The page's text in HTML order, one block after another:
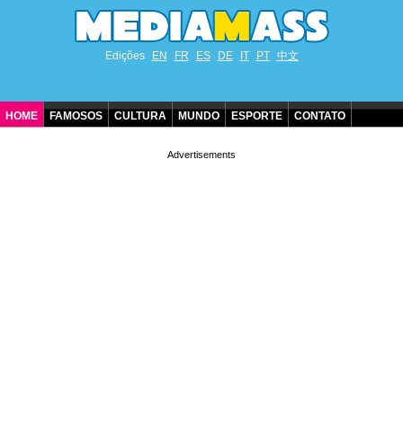
Edições EN FR ES DE IT PT 中文
HOME FAMOSOS CULTURA MUNDO ESPORTE CONTATO